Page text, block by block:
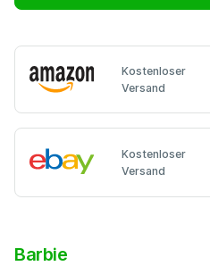
Kostenloser
Versand
Kostenloser
Versand
Barbie